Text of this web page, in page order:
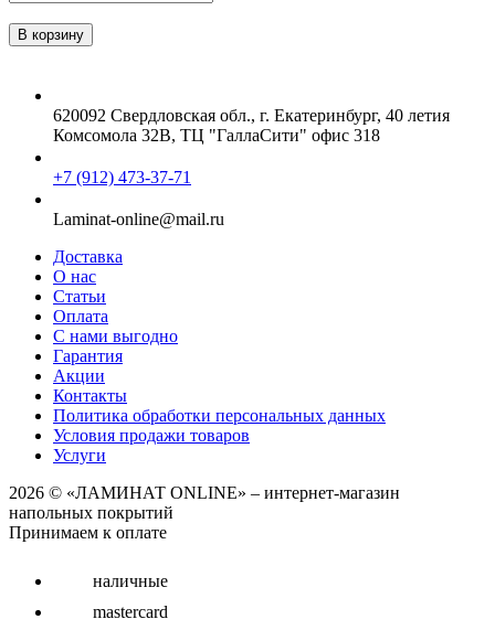
620092 Свердловская обл., г. Екатеринбург, 40 летия
Комсомола 32В, ТЦ "ГаллаСити" офис 318
+7 (912) 473-37-71
Laminat-online@mail.ru
Доставка
О нас
Статьи
Оплата
С нами выгодно
Гарантия
Акции
Контакты
Политика обработки персональных данных
Условия продажи товаров
Услуги
2026 © «ЛАМИНАТ ONLINE» – интернет-магазин
напольных покрытий
Принимаем к оплате
наличные
mastercard